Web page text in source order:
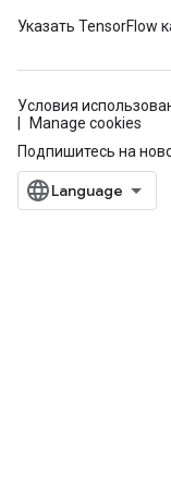
Указать TensorFlow
Условия
Manage cookies
Подпишитесь на